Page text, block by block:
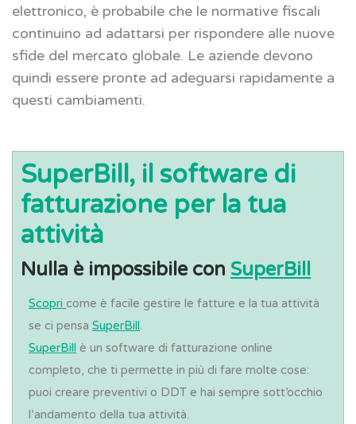
elettronico, è probabile che le normative fiscali
continuino ad adattarsi per rispondere alle nuove
sfide del mercato globale. Le aziende devono
quindi essere pronte ad adeguarsi rapidamente a
questi cambiamenti.
SuperBill, il software di
fatturazione per la tua
attività
Nulla è impossibile con SuperBill
Scopri come è facile gestire le fatture e la tua attività
se ci pensa SuperBill.
SuperBill è un software di fatturazione online
completo, che ti permette in più di fare molte cose:
puoi creare preventivi o DDT e hai sempre sott’occhio
l’andamento della tua attività.